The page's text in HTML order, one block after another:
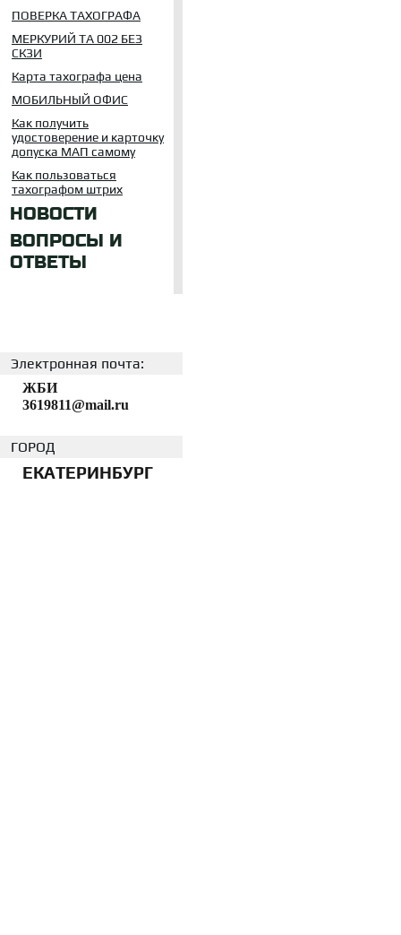
ПОВЕРКА ТАХОГРАФА
МЕРКУРИЙ ТА 002 БЕЗ
СКЗИ
Карта тахографа цена
МОБИЛЬНЫЙ ОФИС
Как получить
удостоверение и карточку
допуска МАП самому
Как пользоваться
тахографом штрих
НОВОСТИ
ВОПРОСЫ И
ОТВЕТЫ
Электронная почта:
ЖБИ
3619811@mail.ru
ГОРОД
ЕКАТЕРИНБУРГ